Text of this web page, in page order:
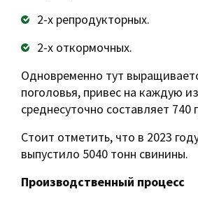
2-х репродукторных.
2-х откормочных.
Одновременно тут
поголовья, привес на каждую
среднесуточно составляет 740
Стоит отметить, что в 2023
выпустило 5040 тонн свинины.
Производственный процесс